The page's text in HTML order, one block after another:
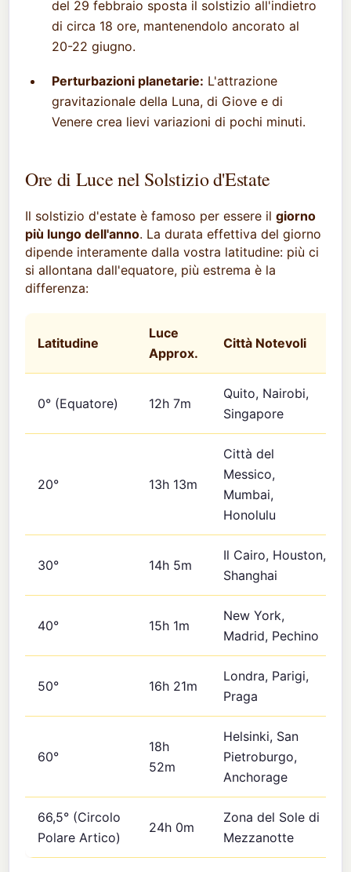
del 29 febbraio sposta il solstizio all'indietro
di circa 18 ore, mantenendolo ancorato al
20-22 giugno.
Perturbazioni planetarie: L'attrazione
gravitazionale della Luna, di Giove e di
Venere crea lievi variazioni di pochi minuti.
Ore di Luce nel Solstizio d'Estate
Il solstizio d'estate è famoso per essere ilgiorno
più lungo dell'anno. La durata effettiva del giorno
dipende interamente dalla vostra latitudine: più ci
si allontana dall'equatore, più estrema è la
differenza:
Latitudine
Luce
Approx.
Città Notevoli
0° (Equatore) 12h 7m
Quito, Nairobi,
Singapore
20° 13h 13m
Città del
Messico,
Mumbai,
Honolulu
30° 14h 5m
Il Cairo, Houston,
Shanghai
40° 15h 1m
New York,
Madrid, Pechino
50° 16h 21m
Londra, Parigi,
Praga
60°
18h
52m
Helsinki, San
Pietroburgo,
Anchorage
66,5° (Circolo
Polare Artico)
24h 0m
Zona del Sole di
Mezzanotte